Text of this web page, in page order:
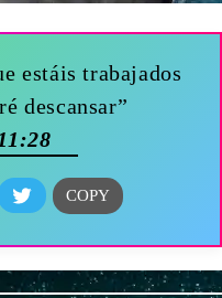
estáis trabajados
descansar”